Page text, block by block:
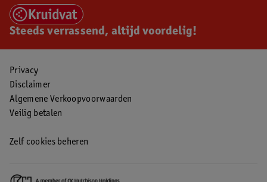
Steeds verrassend, altijd voordelig!
Privacy
Disclaimer
Algemene Verkoopvoorwaarden
Veilig betalen
Zelf cookies beheren